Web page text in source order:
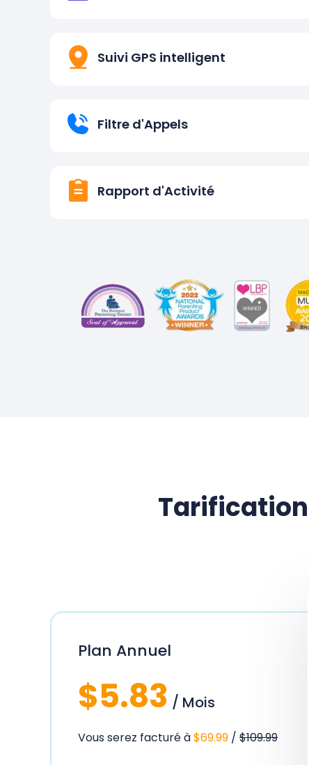
Suivi GPS intelligent
Filtre d'Appels
Rapport d'Activité
Plan Annuel
$5.83 / Mois
Vous serez facturé à$69.99 / $109.99